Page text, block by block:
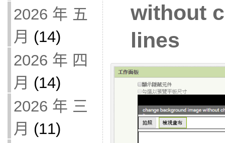
2026 年 五
月 (14)
2026 年 四
月 (14)
2026 年 三
月 (11)
without
lines